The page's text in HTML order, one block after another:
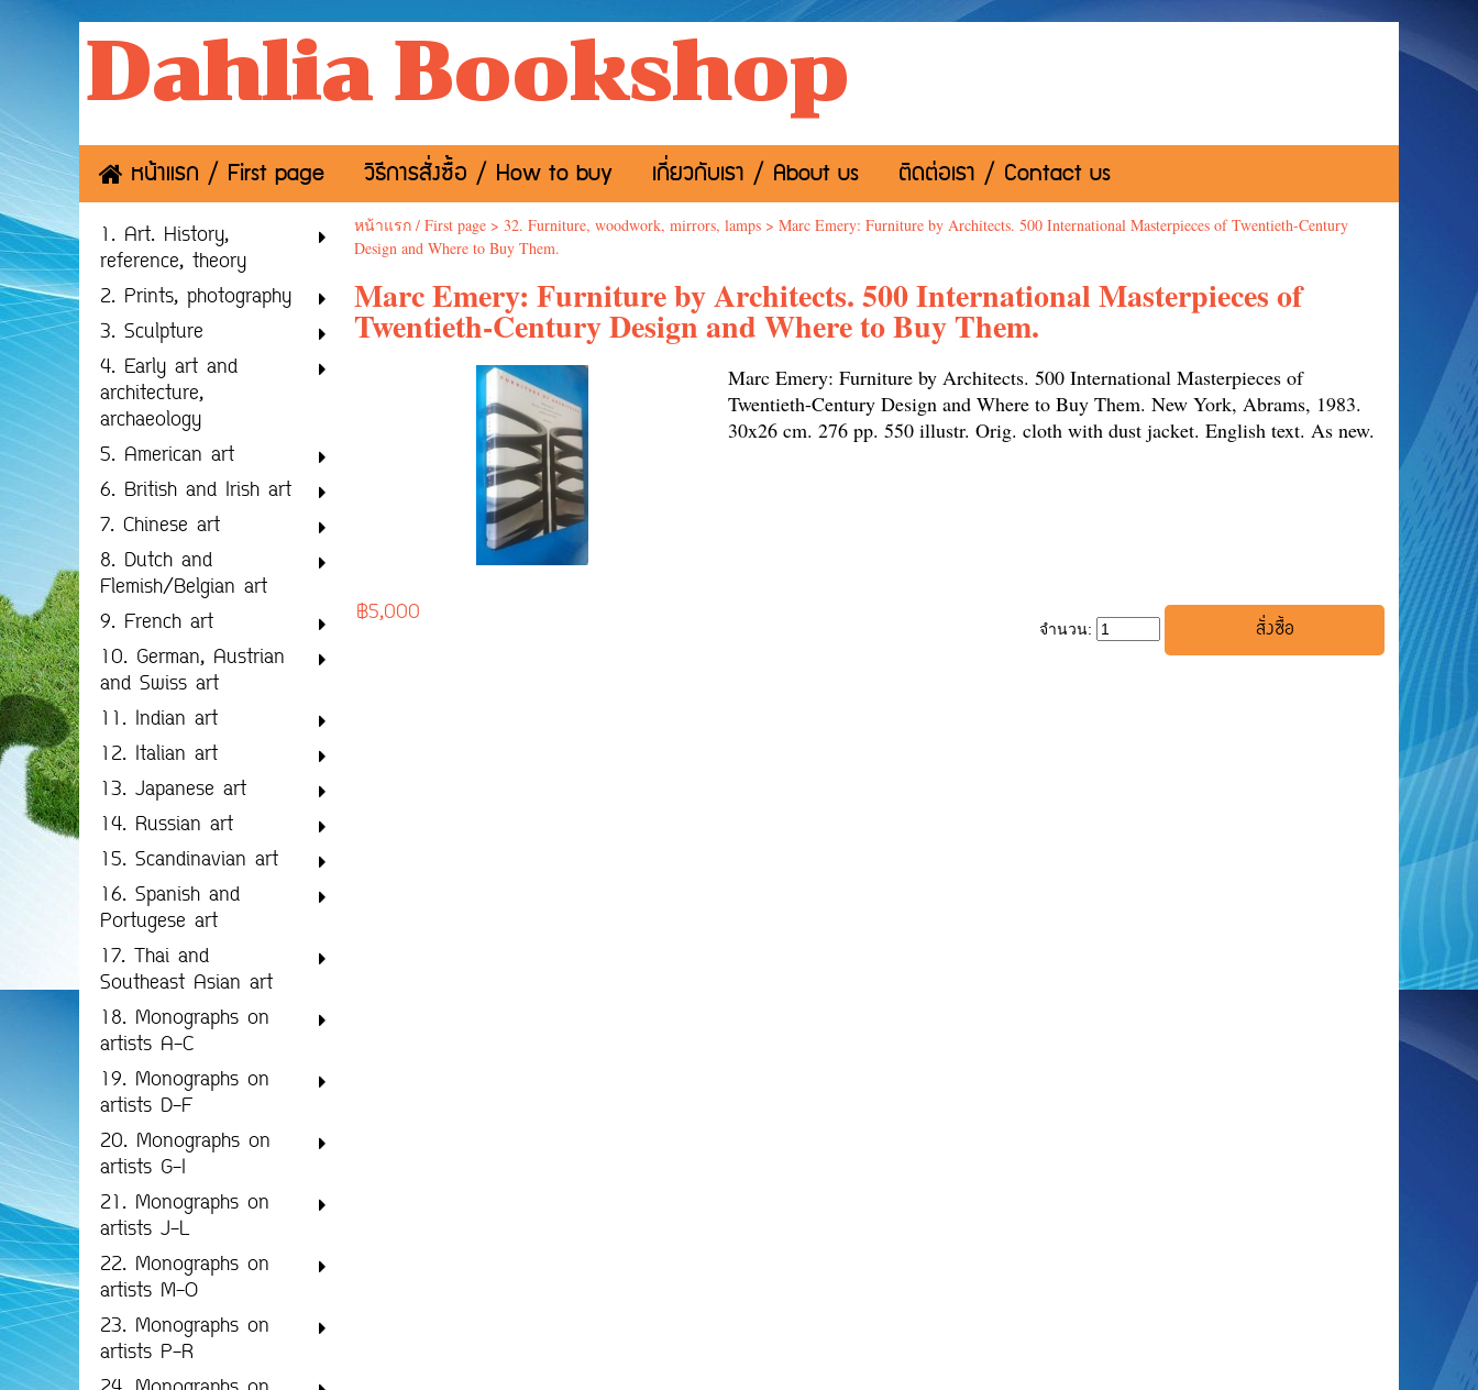
Dahlia Bookshop
หน้าแรก / First page วิธีการสั่งซื้อ / How to buy เกี่ยวกับเรา / About us ติดต่อเรา / Contact us
1. Art. History,
reference, theory
2. Prints, photography
3. Sculpture
4. Early art and
architecture,
archaeology
5. American art
6. British and Irish art
7. Chinese art
8. Dutch and
Flemish/Belgian art
9. French art
10. German, Austrian
and Swiss art
11. Indian art
12. Italian art
13. Japanese art
14. Russian art
15. Scandinavian art
16. Spanish and
Portugese art
17. Thai and
Southeast Asian art
18. Monographs on
artists A-C
19. Monographs on
artists D-F
20. Monographs on
artists G-I
21. Monographs on
artists J-L
22. Monographs on
artists M-O
23. Monographs on
artists P-R
หน้าแรก / First page> 32. Furniture, woodwork, mirrors, lamps> Marc Emery: Furniture by Architects. 500 International Masterpieces of Twentieth-Century
Design and Where to Buy Them.
Marc Emery: Furniture by Architects. 500 International Masterpieces of
Twentieth-Century Design and Where to Buy Them.
Marc Emery: Furniture by Architects. 500 International Masterpieces of
Twentieth-Century Design and Where to Buy Them. New York, Abrams, 1983.
30x26 cm. 276 pp. 550 illustr. Orig. cloth with dust jacket. English text. As new.
฿5,000
จำนวน: